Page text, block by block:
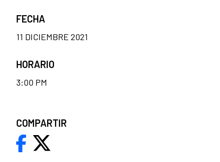
FECHA
11 DICIEMBRE 2021
HORARIO
3:00 PM
COMPARTIR